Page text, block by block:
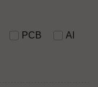
PCB
AI